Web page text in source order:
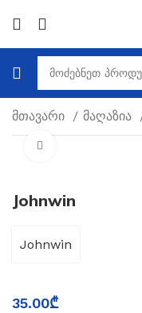
მთავარი მაღაზია
Johnwin
Johnwin
35.00₾